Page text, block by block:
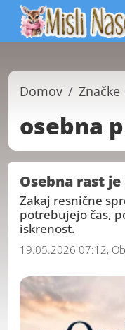
Domov Značke
osebna
Osebna rast
Zakaj resnične
potrebujejo čas,
iskrenost.
19.05.2026 07:12,